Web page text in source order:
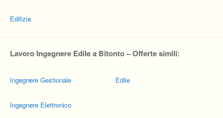
Edilizia
Lavoro Ingegnere Edile a Bitonto – Offerte simili:
Ingegnere Gestionale
Ingegnere Elettronico
Edile